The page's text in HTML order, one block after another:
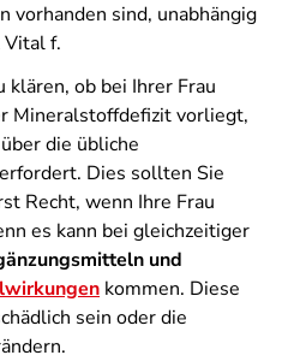
vorhanden sind, unabhängig
f.
ob bei Ihrer Frau
Mineralstoffdefizit vorliegt,
die übliche
Dies sollten Sie
Recht, wenn Ihre Frau
es kann bei gleichzeitiger
und
kommen. Diese
sein oder die